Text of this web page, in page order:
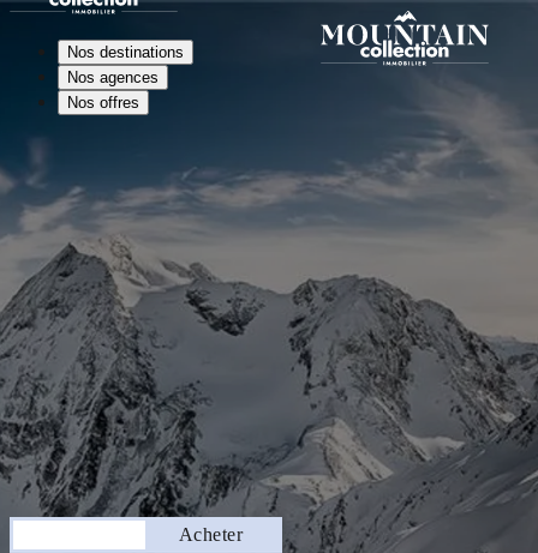
Acheter
Nos destinations
Nos agences
Nos offres